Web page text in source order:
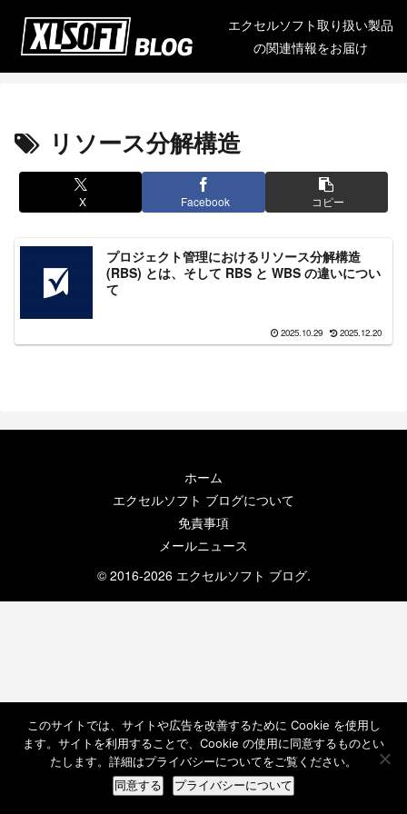
エクセルソフト取り扱い製品
の関連情報をお届け
リソース分解構造
X Facebook コピー
プロジェクト管理におけるリソース分解構造
(RBS) とは、そして RBS と WBS の違いについ
て
2025.10.29 2025.12.20
ホーム
エクセルソフト ブログについて
免責事項
メールニュース
© 2016-2026 エクセルソフト ブログ.
このサイトでは、サイトや広告を改善するために Cookie を使用し
ます。サイトを利用することで、Cookie の使用に同意するものとい
たします。詳細はプライバシーについてをご覧ください。
同意する プライバシーについて